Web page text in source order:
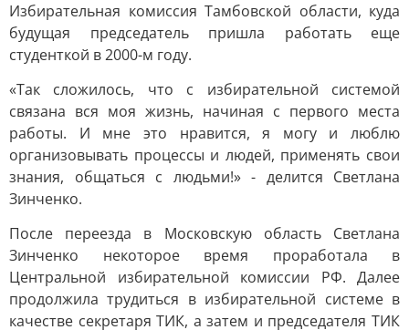
Избирательная комиссия Тамбовской области, куда
будущая председатель пришла работать еще
студенткой в 2000-м году.
«Так сложилось, что с избирательной системой
связана вся моя жизнь, начиная с первого места
работы. И мне это нравится, я могу и люблю
организовывать процессы и людей, применять свои
знания, общаться с людьми!» - делится Светлана
Зинченко.
После переезда в Московскую область Светлана
Зинченко некоторое время проработала в
Центральной избирательной комиссии РФ. Далее
продолжила трудиться в избирательной системе в
качестве секретаря ТИК, а затем и председателя ТИК